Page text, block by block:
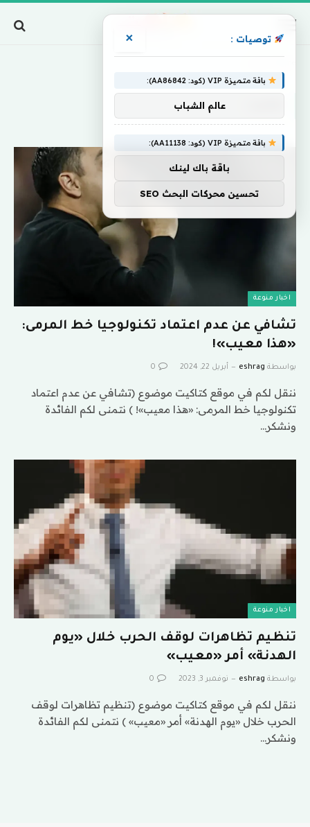
اخبار منوعة
تشافي عن عدم اعتماد تكنولوجيا خط المرمى:
«هذا معيب»!
بواسطة eshrag أبريل 22, 2024 0
ننقل لكم في موقع كتاكيت موضوع (تشافي عن عدم اعتماد
تكنولوجيا خط المرمى: «هذا معيب»! ) نتمنى لكم الفائدة
ونشكر…
اخبار منوعة
تنظيم تظاهرات لوقف الحرب خلال «يوم
الهدنة» أمر «معيب»
بواسطة eshrag نوفمبر 3, 2023 0
ننقل لكم في موقع كتاكيت موضوع (تنظيم تظاهرات لوقف
الحرب خلال «يوم الهدنة» أمر «معيب» ) نتمنى لكم الفائدة
ونشكر…
توصيات : ×
باقة متميزة VIP (كود: AA86842):
عالم الشباب
باقة متميزة VIP (كود: AA11138):
باقة باك لينك
تحسين محركات البحث SEO